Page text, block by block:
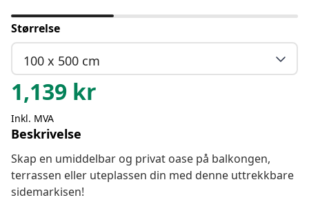
Størrelse
100 x 500 cm
1,139 kr
Inkl. MVA
Beskrivelse
Skap en umiddelbar og privat oase på balkongen,
terrassen eller uteplassen din med denne uttrekkbare
sidemarkisen!